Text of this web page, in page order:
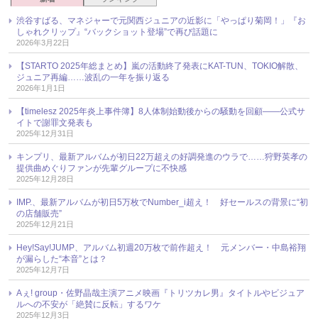
渋谷すばる、マネジャーで元関西ジュニアの近影に「やっぱり菊岡！」『お
しゃれクリップ』“バックショット登場”で再び話題に
2026年3月22日
【STARTO 2025年総まとめ】嵐の活動終了発表にKAT-TUN、TOKIO解散、
ジュニア再編……波乱の一年を振り返る
2026年1月1日
【timelesz 2025年炎上事件簿】8人体制始動後からの騒動を回顧――公式サ
イトで謝罪文発表も
2025年12月31日
キンプリ、最新アルバムが初日22万超えの好調発進のウラで……狩野英孝の
提供曲めぐりファンが先輩グループに不快感
2025年12月28日
IMP.、最新アルバムが初日5万枚でNumber_i超え！ 好セールスの背景に“初
の店舗販売”
2025年12月21日
Hey!Say!JUMP、アルバム初週20万枚で前作超え！ 元メンバー・中島裕翔
が漏らした“本音”とは？
2025年12月7日
Aぇ! group・佐野晶哉主演アニメ映画『トリツカレ男』タイトルやビジュア
ルへの不安が「絶賛に反転」するワケ
2025年12月3日